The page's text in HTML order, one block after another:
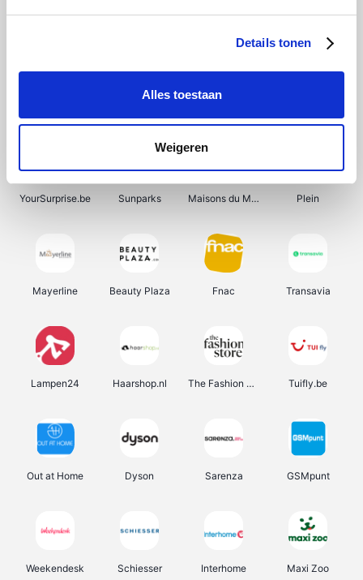
Details tonen
Alles toestaan
Weigeren
Bergfreunde Shein Pazzox Manutan
YourSurprise.be Sunparks Maisons du Monde Plein
Mayerline Beauty Plaza Fnac Transavia
Lampen24 Haarshop.nl The Fashion Store Tuifly.be
Out at Home Dyson Sarenza GSMpunt
Weekendesk Schiesser Interhome Maxi Zoo